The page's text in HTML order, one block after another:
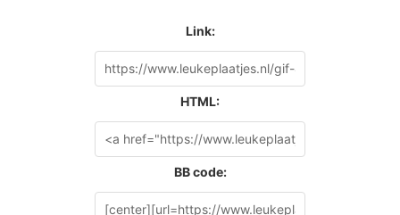
Link:
HTML:
BB code: